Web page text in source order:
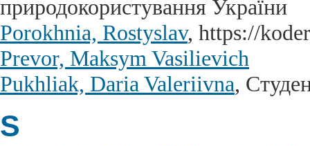
природокористування України
Porokhnia, Rostyslav, https://
Prevor, Maksym Vasilievich
Pukhliak, Daria Valeriivna,
S